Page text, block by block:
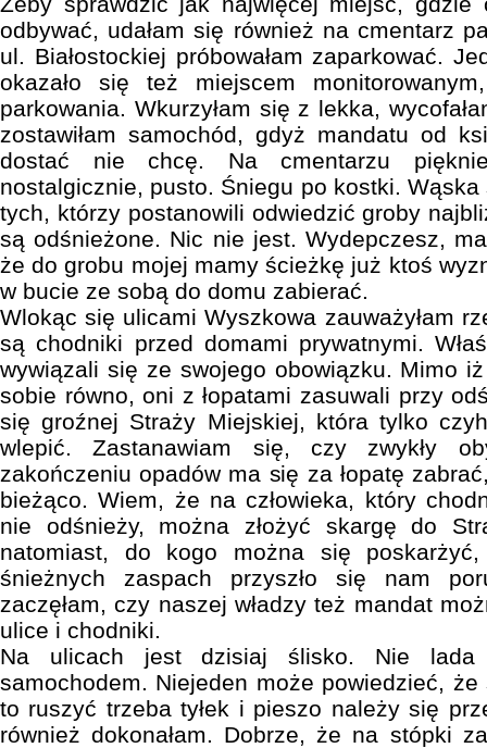
odbywać, udałam się również na cmentarz
ul. Białostockiej próbowałam zaparkować.
okazało się też miejscem
parkowania. Wkurzyłam się z lekka,
zostawiłam samochód, gdyż mandatu od
dostać nie chcę. Na cmentarzu
nostalgicznie, pusto. Śniegu po kostki.
tych, którzy postanowili odwiedzić groby
są odśnieżone. Nic nie jest. Wydepczesz,
że do grobu mojej mamy ścieżkę już ktoś
w bucie ze sobą do domu zabierać.
Wlokąc się ulicami Wyszkowa zauważyłam
są chodniki przed domami prywatnymi.
wywiązali się ze swojego obowiązku. Mimo
sobie równo, oni z łopatami zasuwali przy
się groźnej Straży Miejskiej, która tylko
wlepić. Zastanawiam się, czy zwykły
zakończeniu opadów ma się za łopatę
bieżąco. Wiem, że na człowieka, który
nie odśnieży, można złożyć skargę do
natomiast, do kogo można się
śnieżnych zaspach przyszło się nam
zaczęłam, czy naszej władzy też mandat
ulice i chodniki.
Na ulicach jest dzisiaj ślisko. Nie lada
samochodem. Niejeden może powiedzieć,
to ruszyć trzeba tyłek i pieszo należy się
również dokonałam. Dobrze, że na stópki